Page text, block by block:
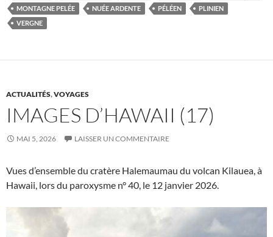
MONTAGNE PELÉE
NUÉE ARDENTE PÉLÉEN
PLINIEN
VERGNE
ACTUALITÉS,VOYAGES
IMAGES D’HAWAII (17)
MAI 5, 2026 LAISSER UN COMMENTAIRE
Vues d’ensemble du cratère Halemaumau du volcan Kilauea, à
Hawaii, lors du paroxysme n° 40, le 12 janvier 2026.